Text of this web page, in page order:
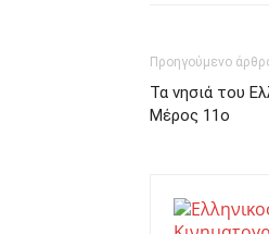
Προηγούμενο
Τα νησιά του
Μέρος 11ο